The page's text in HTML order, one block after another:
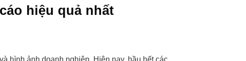
hiệu quả nhất
hình ảnh doanh nghiệp. Hiện nay, hầu hết các